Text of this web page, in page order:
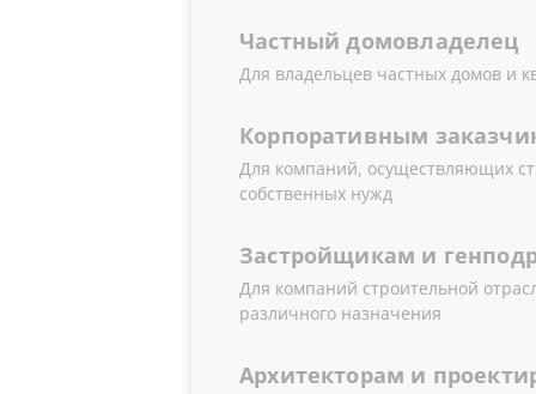
Частный домовладелец
Для владельцев частных домов и
Корпоративным
Для компаний, осуществляющих
собственных нужд
Застройщикам и
Для компаний строительной
различного назначения
Архитекторам и